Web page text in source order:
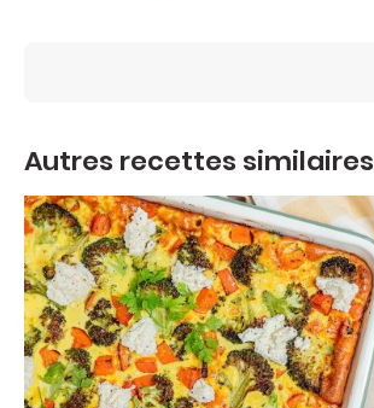
Autres recettes similaires